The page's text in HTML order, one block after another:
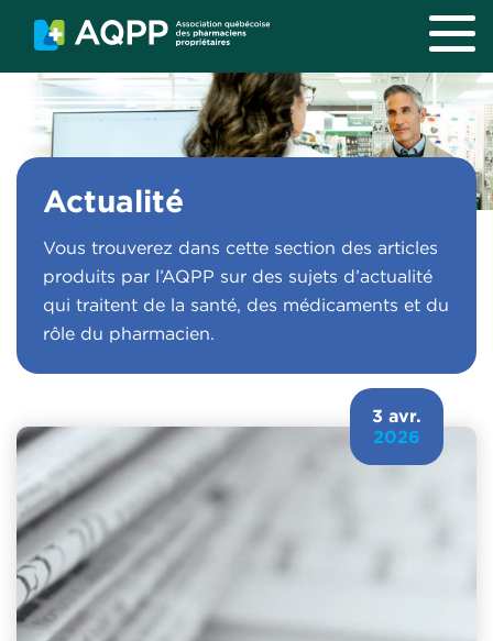
Aller au contenu principal
Actualité
Vous trouverez dans cette section des articles
produits par l’AQPP sur des sujets d’actualité
qui traitent de la santé, des médicaments et du
rôle du pharmacien.
3 avr.
2026